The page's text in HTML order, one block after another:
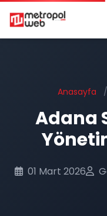
Ana içeriğe geç
Anasayfa /
Adana
01 Mart 2026